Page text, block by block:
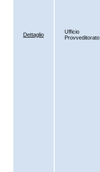
Dettaglio
Ufficio
Provveditorato